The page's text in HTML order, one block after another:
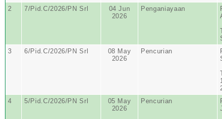
2
7/Pid.C/2026/PN Srl
04 Jun
2026
Penganiayaan
3
6/Pid.C/2026/PN Srl
08 May
2026
Pencurian
4
5/Pid.C/2026/PN Srl
05 May
2026
Pencurian